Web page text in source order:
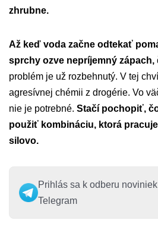
zhrubne.
Až keď voda začne odtekať
sprchy ozve nepríjemný zápach,
problém je už rozbehnutý. V tej
agresívnej chémii z drogérie. Vo
nie je potrebné. Stačí pochopiť,
použiť kombináciu, ktorá
silovo.
Prihlás sa k odberu
Telegram